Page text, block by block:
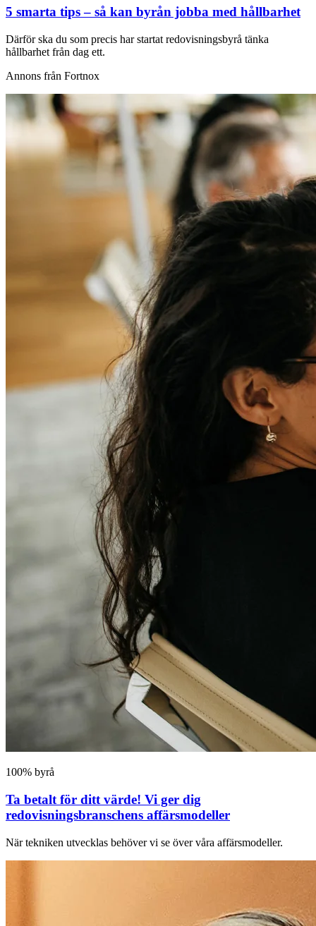
5 smarta tips – så kan byrån jobba med hållbarhet
Därför ska du som precis har startat redovisningsbyrå tänka
hållbarhet från dag ett.
Annons från Fortnox
100% byrå
Ta betalt för ditt värde! Vi ger dig
redovisningsbranschens affärsmodeller
När tekniken utvecklas behöver vi se över våra affärsmodeller.